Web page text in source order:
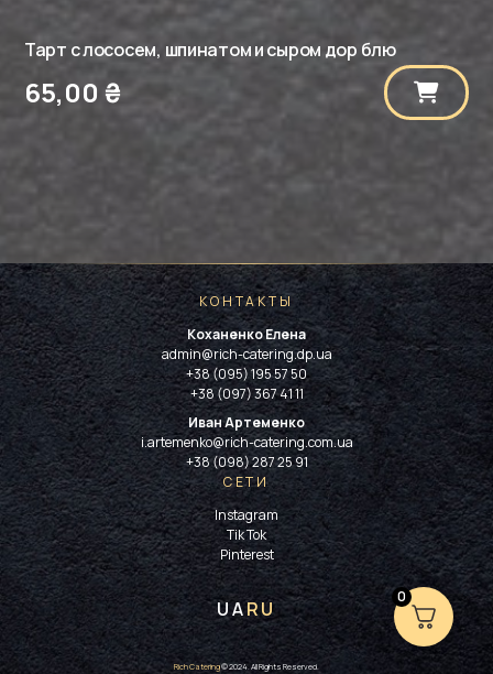
Тарт с лососем, шпинатом и сыром дор блю
65,00 ₴
КОНТАКТЫ
Коханенко Елена
admin@rich-catering.dp.ua
+38 (095) 195 57 50
+38 (097) 367 41 11
Иван Артеменко
i.artemenko@rich-catering.com.ua
+38 (098) 287 25 91
СЕТИ
Instagram
Tik Tok
Pinterest
UARU
Rich Catering© 2024. All Rights Reserved.
0